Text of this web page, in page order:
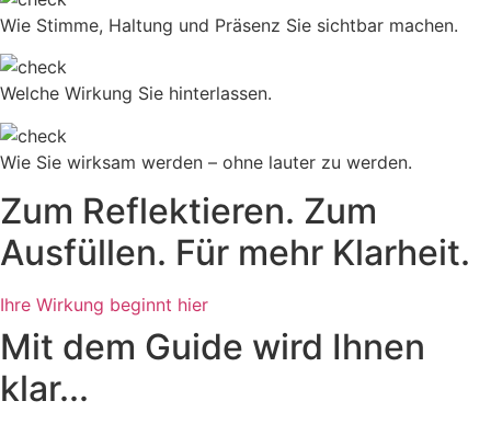
Wie Stimme, Haltung und Präsenz Sie sichtbar machen.
Welche Wirkung Sie hinterlassen.
Wie Sie wirksam werden – ohne lauter zu werden.
Zum Reflektieren. Zum
Ausfüllen. Für mehr Klarheit.
Ihre Wirkung beginnt hier
Mit dem Guide wird Ihnen
klar...